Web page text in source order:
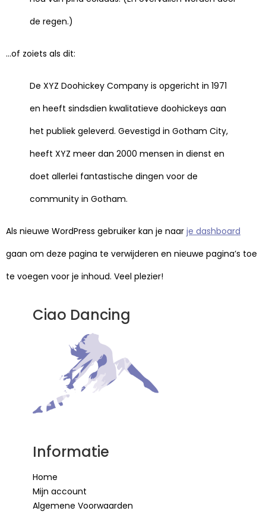
de regen.)
…of zoiets als dit:
De XYZ Doohickey Company is opgericht in 1971
en heeft sindsdien kwalitatieve doohickeys aan
het publiek geleverd. Gevestigd in Gotham City,
heeft XYZ meer dan 2000 mensen in dienst en
doet allerlei fantastische dingen voor de
community in Gotham.
Als nieuwe WordPress gebruiker kan je naar je dashboard
gaan om deze pagina te verwijderen en nieuwe pagina’s toe
te voegen voor je inhoud. Veel plezier!
Ciao Dancing
Informatie
Home
Mijn account
Algemene Voorwaarden